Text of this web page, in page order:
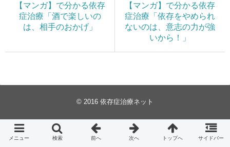
【マンガ】で分かる依存
症治療「酒で楽しいの
は、相手のおかげ」
【マンガ】で分かる依存
症治療「依存をやめられ
ないのは、意志の力が強
いから！」
© 2016 依存症治療ネット